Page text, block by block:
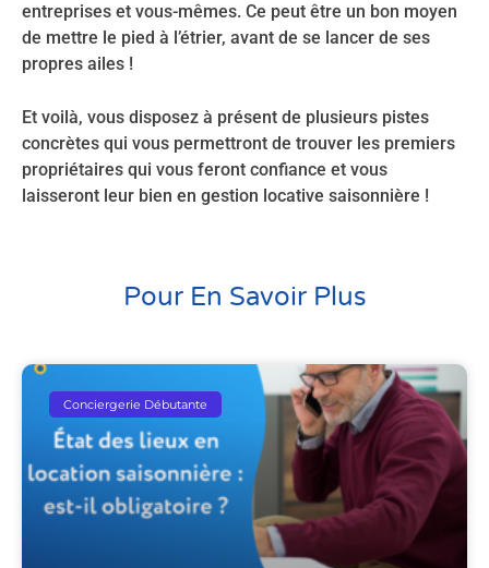
entreprises et vous-mêmes. Ce peut être un bon moyen
de mettre le pied à l’étrier, avant de se lancer de ses
propres ailes !
Et voilà, vous disposez à présent de plusieurs pistes
concrètes qui vous permettront de trouver les premiers
propriétaires qui vous feront confiance et vous
laisseront leur bien en gestion locative saisonnière !
Pour En Savoir Plus
Conciergerie Débutante